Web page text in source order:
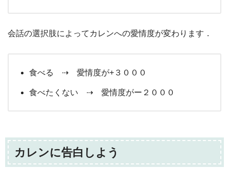
会話の選択肢によってカレンへの愛情度が変わります．
食べる ⇢ 愛情度が+３０００
食べたくない ⇢ 愛情度がー２０００
カレンに告白しよう